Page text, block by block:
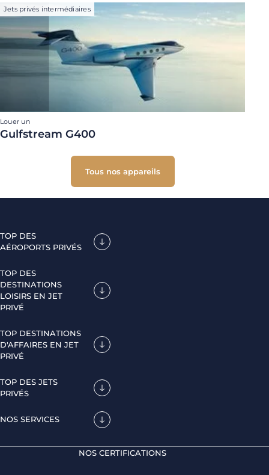
Jets privés intermédiaires
Louer un
Gulfstream G400
Tous nos appareils
TOP DES
AÉROPORTS PRIVÉS
TOP DES
DESTINATIONS
LOISIRS EN JET
PRIVÉ
TOP DESTINATIONS
D'AFFAIRES EN JET
PRIVÉ
TOP DES JETS
PRIVÉS
NOS SERVICES
NOS CERTIFICATIONS